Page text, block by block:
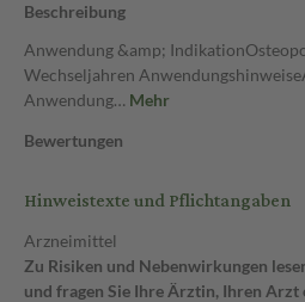
Beschreibung
Anwendung &amp;
Wechseljahren
Anwendung… Mehr
Bewertungen
Hinweistexte und Pflichtangaben
Arzneimittel
Zu Risiken und Nebenwirkungen
und fragen Sie Ihre Ärztin, Ihren